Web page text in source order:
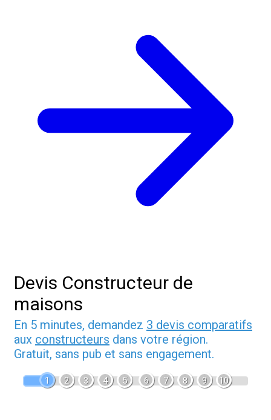
Devis Constructeur de
maisons
En 5 minutes, demandez 3 devis comparatifs
aux constructeurs dans votre région.
Gratuit, sans pub et sans engagement.
1 2 3 4 5 6 7 8 9 10